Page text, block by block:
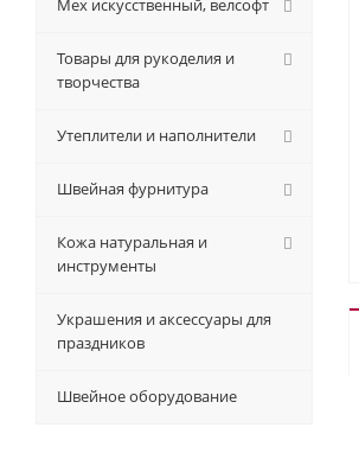
Мех искусственный, велсофт
Товары для рукоделия и
творчества
Утеплители и наполнители
Швейная фурнитура
Кожа натуральная и
инструменты
Украшения и аксессуары для
праздников
Швейное оборудование